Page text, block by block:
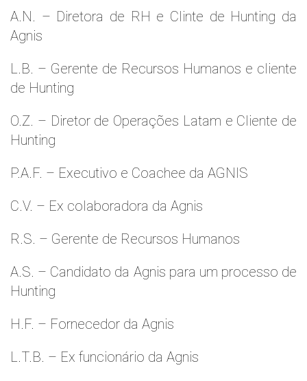
A.N. – Diretora de RH e Clinte de Hunting da
Agnis
L.B. – Gerente de Recursos Humanos e cliente
de Hunting
O.Z. – Diretor de Operações Latam e Cliente de
Hunting
P.A.F. – Executivo e Coachee da AGNIS
C.V. – Ex colaboradora da Agnis
R.S. – Gerente de Recursos Humanos
A.S. – Candidato da Agnis para um processo de
Hunting
H.F. – Fornecedor da Agnis
L.T.B. – Ex funcionário da Agnis